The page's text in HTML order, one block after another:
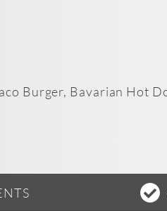
Burger, Bavarian Hot